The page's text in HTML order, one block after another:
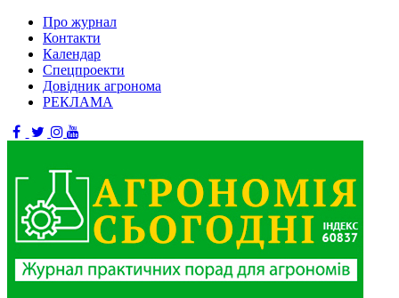
Про журнал
Контакти
Календар
Спецпроекти
Довідник агронома
РЕКЛАМА